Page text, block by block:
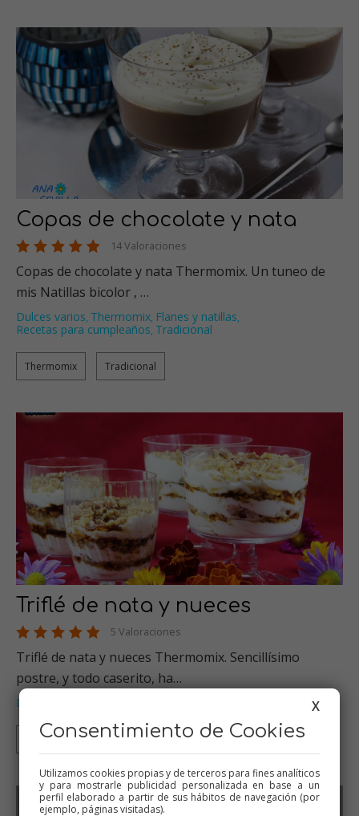
Copas de chocolate y nata
14 Valoraciones
Copas de chocolate y nata Thermomix. Un tuneo de
mis Natillas bicolor , …
Dulces varios, Thermomix, Flanes y natillas,
Recetas para cumpleaños, Tradicional
Thermomix Tradicional
Triflé de nata y nueces
5 Valoraciones
Triflé de nata y nueces Thermomix. Sencillísimo
postre, y todo caserito, ha…
Dulces varios
Thermomix Tradicional
X
Consentimiento de Cookies
Utilizamos cookies propias y de terceros para fines analíticos
y para mostrarle publicidad personalizada en base a un
perfil elaborado a partir de sus hábitos de navegación (por
ejemplo, páginas visitadas).